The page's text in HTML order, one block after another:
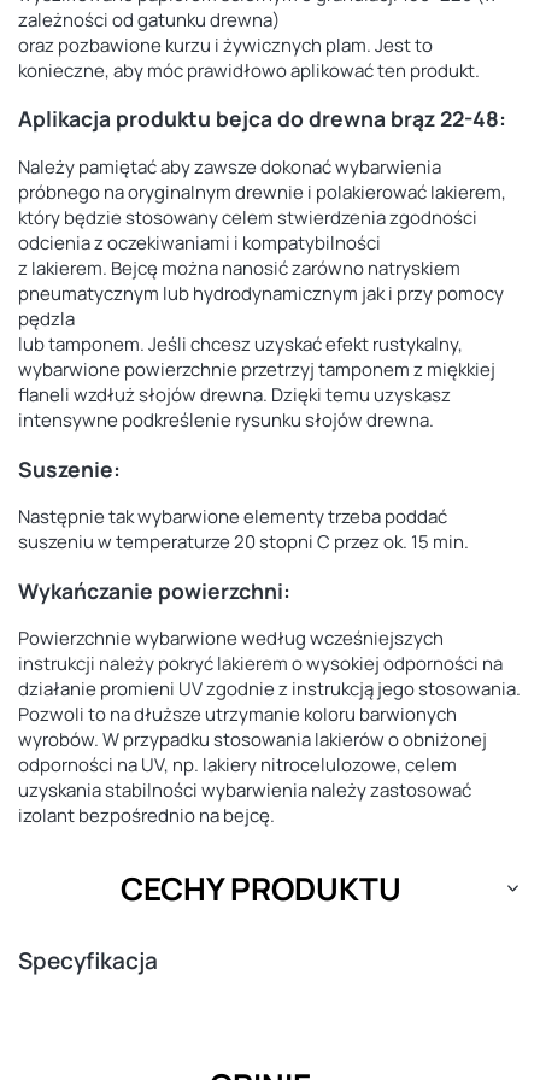
zależności od gatunku drewna)
oraz pozbawione kurzu i żywicznych plam. Jest to
konieczne, aby móc prawidłowo aplikować ten produkt.
Aplikacja produktu bejca do drewna brąz 22-48:
Należy pamiętać aby zawsze dokonać wybarwienia
próbnego na oryginalnym drewnie i polakierować lakierem,
który będzie stosowany celem stwierdzenia zgodności
odcienia z oczekiwaniami i kompatybilności
z lakierem. Bejcę można nanosić zarówno natryskiem
pneumatycznym lub hydrodynamicznym jak i przy pomocy
pędzla
lub tamponem. Jeśli chcesz uzyskać efekt rustykalny,
wybarwione powierzchnie przetrzyj tamponem z miękkiej
flaneli wzdłuż słojów drewna. Dzięki temu uzyskasz
intensywne podkreślenie rysunku słojów drewna.
Suszenie:
Następnie tak wybarwione elementy trzeba poddać
suszeniu w temperaturze 20 stopni C przez ok. 15 min.
Wykańczanie powierzchni:
Powierzchnie wybarwione według wcześniejszych
instrukcji należy pokryć lakierem o wysokiej odporności na
działanie promieni UV zgodnie z instrukcją jego stosowania.
Pozwoli to na dłuższe utrzymanie koloru barwionych
wyrobów. W przypadku stosowania lakierów o obniżonej
odporności na UV, np. lakiery nitrocelulozowe, celem
uzyskania stabilności wybarwienia należy zastosować
izolant bezpośrednio na bejcę.
CECHY PRODUKTU
Specyfikacja